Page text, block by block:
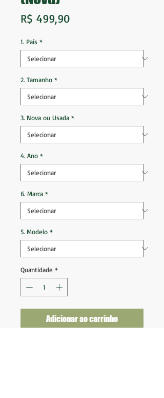
R$ 499,90Preço
1. País *
2. Tamanho *
3. Nova ou Usada *
4. Ano *
6. Marca *
5. Modelo *
Quantidade *
Adicionar ao carrinho